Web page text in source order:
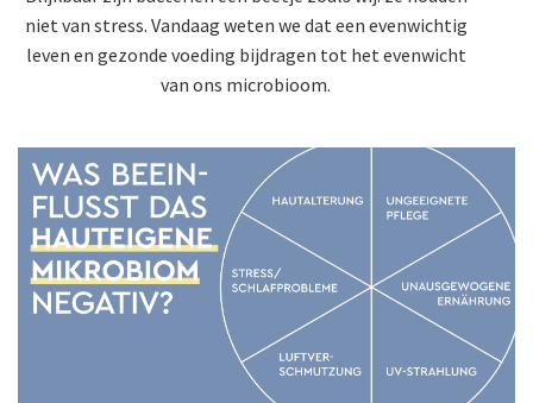
niet van stress. Vandaag weten we dat een evenwichtig
leven en gezonde voeding bijdragen tot het evenwicht
van ons microbioom.